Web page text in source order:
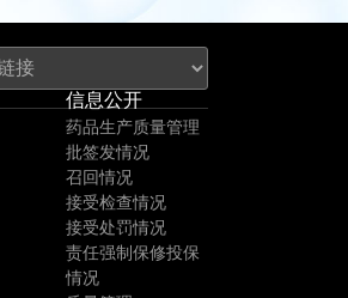
信息公开
药品生产质量管理
批签发情况
召回情况
接受检查情况
接受处罚情况
责任强制保修投保
情况